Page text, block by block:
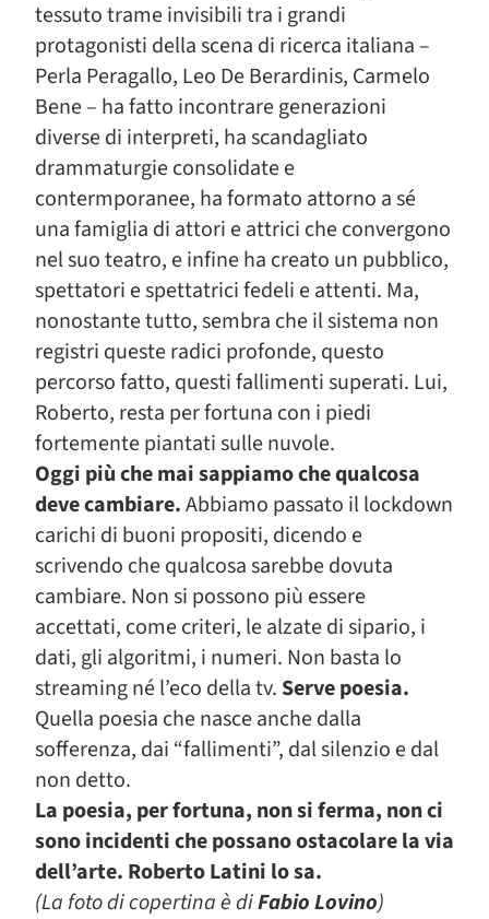
tessuto trame invisibili tra i grandi
protagonisti della scena di ricerca italiana –
Perla Peragallo, Leo De Berardinis, Carmelo
Bene – ha fatto incontrare generazioni
diverse di interpreti, ha scandagliato
drammaturgie consolidate e
contermporanee, ha formato attorno a sé
una famiglia di attori e attrici che convergono
nel suo teatro, e infine ha creato un pubblico,
spettatori e spettatrici fedeli e attenti. Ma,
nonostante tutto, sembra che il sistema non
registri queste radici profonde, questo
percorso fatto, questi fallimenti superati. Lui,
Roberto, resta per fortuna con i piedi
fortemente piantati sulle nuvole.
Oggi più che mai sappiamo che qualcosa
deve cambiare.Abbiamo passato il lockdown
carichi di buoni propositi, dicendo e
scrivendo che qualcosa sarebbe dovuta
cambiare. Non si possono più essere
accettati, come criteri, le alzate di sipario, i
dati, gli algoritmi, i numeri. Non basta lo
streaming né l’eco della tv. Serve poesia.
Quella poesia che nasce anche dalla
sofferenza, dai “fallimenti”, dal silenzio e dal
non detto.
La poesia, per fortuna, non si ferma, non ci
sono incidenti che possano ostacolare la via
dell’arte. Roberto Latini lo sa.
(La foto di copertina è diFabio Lovino)